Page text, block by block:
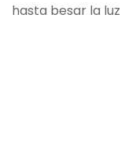
hasta besar la luz